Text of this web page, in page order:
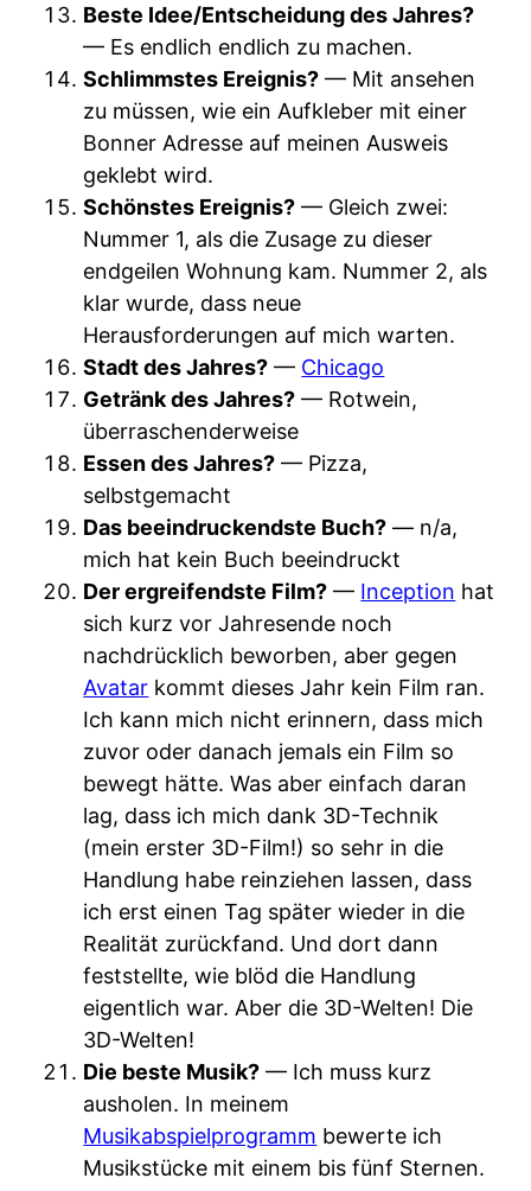
Beste Idee/Entscheidung des Jahres?
— Es endlich endlich zu machen.
Schlimmstes Ereignis? — Mit ansehen
zu müssen, wie ein Aufkleber mit einer
Bonner Adresse auf meinen Ausweis
geklebt wird.
Schönstes Ereignis? — Gleich zwei:
Nummer 1, als die Zusage zu dieser
endgeilen Wohnung kam. Nummer 2, als
klar wurde, dass neue
Herausforderungen auf mich warten.
Stadt des Jahres? — Chicago
Getränk des Jahres? — Rotwein,
überraschenderweise
Essen des Jahres? — Pizza,
selbstgemacht
Das beeindruckendste Buch? — n/a,
mich hat kein Buch beeindruckt
Der ergreifendste Film? — Inception hat
sich kurz vor Jahresende noch
nachdrücklich beworben, aber gegen
Avatar kommt dieses Jahr kein Film ran.
Ich kann mich nicht erinnern, dass mich
zuvor oder danach jemals ein Film so
bewegt hätte. Was aber einfach daran
lag, dass ich mich dank 3D-Technik
(mein erster 3D-Film!) so sehr in die
Handlung habe reinziehen lassen, dass
ich erst einen Tag später wieder in die
Realität zurückfand. Und dort dann
feststellte, wie blöd die Handlung
eigentlich war. Aber die 3D-Welten! Die
3D-Welten!
Die beste Musik? — Ich muss kurz
ausholen. In meinem
Musikabspielprogramm bewerte ich
Musikstücke mit einem bis fünf Sternen.